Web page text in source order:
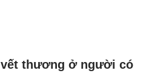
thương ở người có